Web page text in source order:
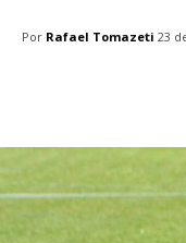
Por Rafael Tomazeti 23